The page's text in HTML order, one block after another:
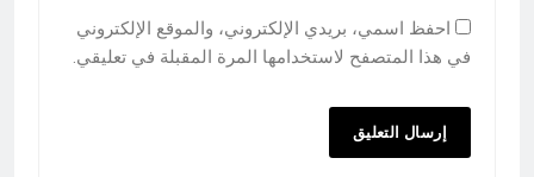
احفظ اسمي، بريدي الإلكتروني، والموقع الإلكتروني
في هذا المتصفح لاستخدامها المرة المقبلة في تعليقي.